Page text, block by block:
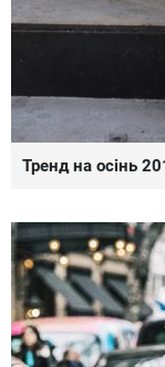
Тренд на осінь